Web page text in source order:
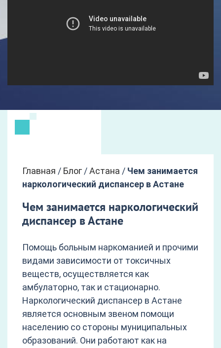
Главная / Блог /Астана / Чем занимается
наркологический диспансер в Астане
Чем занимается наркологический
диспансер в Астане
Помощь больным наркоманией и прочими
видами зависимости от токсичных
веществ, осуществляется как
амбулаторно, так и стационарно.
Наркологический диспансер в Астане
является основным звеном помощи
населению со стороны муниципальных
образований. Они работают как на